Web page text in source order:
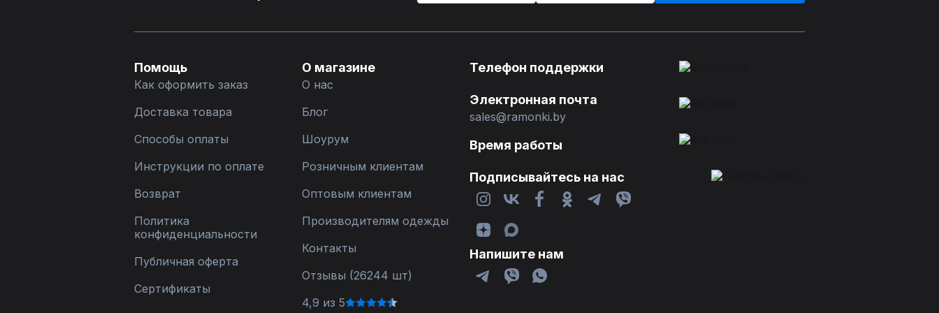
Помощь
Как оформить заказ
Доставка товара
Способы оплаты
Инструкции по оплате
Возврат
Политика
конфиденциальности
Публичная оферта
Сертификаты
О магазине
О нас
Блог
Шоурум
Розничным клиентам
Оптовым клиентам
Производителям одежды
Контакты
Отзывы (26244 шт)
4,9 из 5
Телефон поддержки
Электронная почта
sales@ramonki.by
Время работы
Подписывайтесь на нас
Напишите нам